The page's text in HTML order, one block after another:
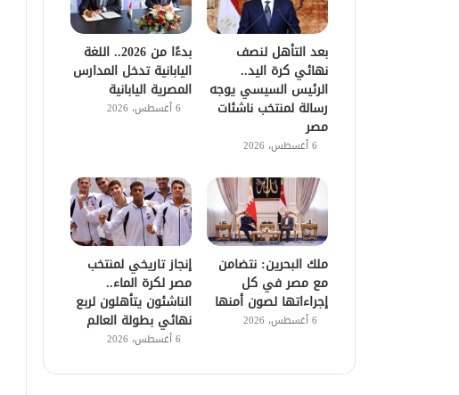
بعد التأهل لنصف
نهائي كرة اليد..
الرئيس السيسي يوجه
رسالة لمنتخب ناشئات
مصر
6 أغسطس، 2026
بدءًا من 2026.. اللغة
اليابانية تدخل المدارس
المصرية اليابانية
6 أغسطس، 2026
ملك البحرين: نتضامن
مع مصر في كل
إجراءاتها لصون أمنها
6 أغسطس، 2026
إنجاز تاريخي لمنتخب
مصر لكرة الماء..
الناشئون يتأهلون لربع
نهائي بطولة العالم
6 أغسطس، 2026